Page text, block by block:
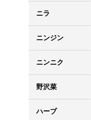
ニラ
ニンジン
ニンニク
野沢菜
ハーブ